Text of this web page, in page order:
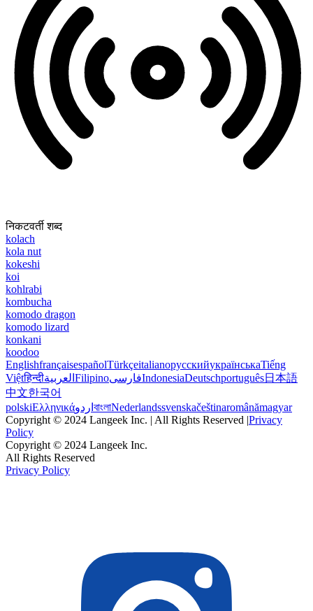
निकटवर्ती शब्द
kolach
kola nut
kokeshi
koi
kohlrabi
kombucha
komodo dragon
komodo lizard
konkani
koodoo
EnglishfrançaisespañolTürkçeitalianoрусскийукраїнськаTiếng
Việtहिन्दीالعربية FilipinoفارسیIndonesiaDeutschportuguês日本語
中文한국어
polskiΕλληνικάاردو বাংলাNederlandssvenskačeštinaromânămagyar
Copyright © 2024 Langeek Inc. | All Rights Reserved |Privacy
Policy
Copyright © 2024 Langeek Inc.
All Rights Reserved
Privacy Policy